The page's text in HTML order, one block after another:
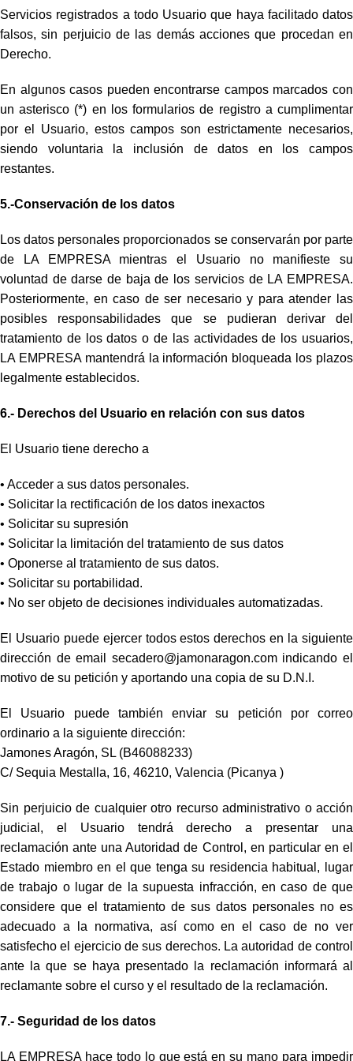
Servicios registrados a todo Usuario que haya facilitado datos
falsos, sin perjuicio de las demás acciones que procedan en
Derecho.
En algunos casos pueden encontrarse campos marcados con
un asterisco (*) en los formularios de registro a cumplimentar
por el Usuario, estos campos son estrictamente necesarios,
siendo voluntaria la inclusión de datos en los campos
restantes.
5.-Conservación de los datos
Los datos personales proporcionados se conservarán por parte
de LA EMPRESA mientras el Usuario no manifieste su
voluntad de darse de baja de los servicios de LA EMPRESA.
Posteriormente, en caso de ser necesario y para atender las
posibles responsabilidades que se pudieran derivar del
tratamiento de los datos o de las actividades de los usuarios,
LA EMPRESA mantendrá la información bloqueada los plazos
legalmente establecidos.
6.- Derechos del Usuario en relación con sus datos
El Usuario tiene derecho a
• Acceder a sus datos personales.
• Solicitar la rectificación de los datos inexactos
• Solicitar su supresión
• Solicitar la limitación del tratamiento de sus datos
• Oponerse al tratamiento de sus datos.
• Solicitar su portabilidad.
• No ser objeto de decisiones individuales automatizadas.
El Usuario puede ejercer todos estos derechos en la siguiente
dirección de email secadero@jamonaragon.com indicando el
motivo de su petición y aportando una copia de su D.N.I.
El Usuario puede también enviar su petición por correo
ordinario a la siguiente dirección:
Jamones Aragón, SL (B46088233)
C/ Sequia Mestalla, 16, 46210, Valencia (Picanya )
Sin perjuicio de cualquier otro recurso administrativo o acción
judicial, el Usuario tendrá derecho a presentar una
reclamación ante una Autoridad de Control, en particular en el
Estado miembro en el que tenga su residencia habitual, lugar
de trabajo o lugar de la supuesta infracción, en caso de que
considere que el tratamiento de sus datos personales no es
adecuado a la normativa, así como en el caso de no ver
satisfecho el ejercicio de sus derechos. La autoridad de control
ante la que se haya presentado la reclamación informará al
reclamante sobre el curso y el resultado de la reclamación.
7.- Seguridad de los datos
LA EMPRESA hace todo lo que está en su mano para impedir